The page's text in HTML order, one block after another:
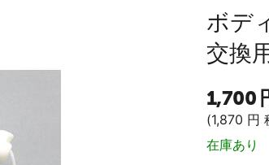
ボデ
交換
1,700
(1,870 円
在庫あり